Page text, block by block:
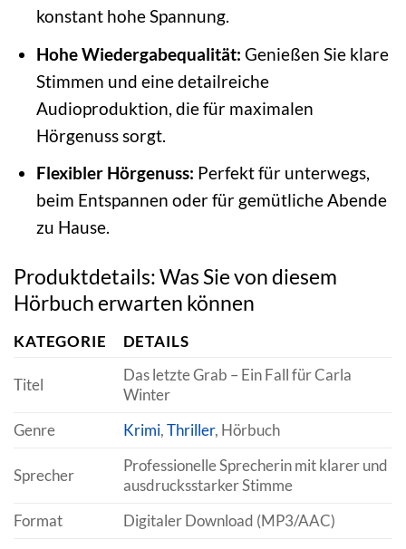
konstant hohe Spannung.
Hohe Wiedergabequalität: Genießen Sie klare
Stimmen und eine detailreiche
Audioproduktion, die für maximalen
Hörgenuss sorgt.
Flexibler Hörgenuss: Perfekt für unterwegs,
beim Entspannen oder für gemütliche Abende
zu Hause.
Produktdetails: Was Sie von diesem
Hörbuch erwarten können
KATEGORIE DETAILS
Titel
Das letzte Grab – Ein Fall für Carla
Winter
Genre
Krimi,Thriller, Hörbuch
Sprecher
Professionelle Sprecherin mit klarer und
ausdrucksstarker Stimme
Format
Digitaler Download (MP3/AAC)